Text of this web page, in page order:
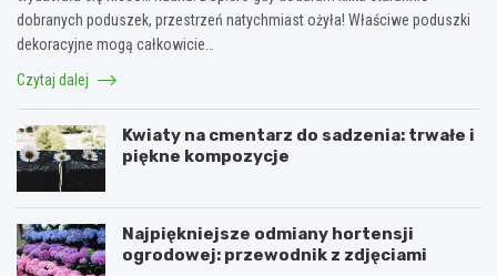
dobranych poduszek, przestrzeń natychmiast ożyła! Właściwe poduszki
dekoracyjne mogą całkowicie…
Czytaj dalej
Kwiaty na cmentarz do sadzenia: trwałe i
piękne kompozycje
Najpiękniejsze odmiany hortensji
ogrodowej: przewodnik z zdjęciami